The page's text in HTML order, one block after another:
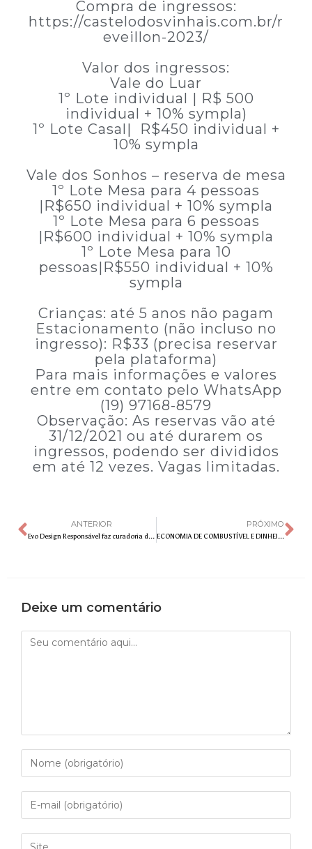
Compra de ingressos:
https://castelodosvinhais.com.br/r
eveillon-2023/
Valor dos ingressos:
Vale do Luar
1º Lote individual | R$ 500
individual + 10% sympla)
1º Lote Casal| R$450 individual +
10% sympla
Vale dos Sonhos – reserva de mesa
1º Lote Mesa para 4 pessoas
|R$650 individual + 10% sympla
1º Lote Mesa para 6 pessoas
|R$600 individual + 10% sympla
1º Lote Mesa para 10
pessoas|R$550 individual + 10%
sympla
Crianças: até 5 anos não pagam
Estacionamento (não incluso no
ingresso): R$33 (precisa reservar
pela plataforma)
Para mais informações e valores
entre em contato pelo WhatsApp
(19) 97168-8579
Observação: As reservas vão até
31/12/2021 ou até durarem os
ingressos, podendo ser divididos
em até 12 vezes. Vagas limitadas.
ANTERIOR
Evo Design Responsável faz curadoria de produtos para a ceia de Natal e lança a coleção Ciclos
PRÓXIMO
ECONOMIA DE COMBUSTÍVEL E DINHEIRO NO BOLSO PARA AS FÉRIAS
Deixe um comentário